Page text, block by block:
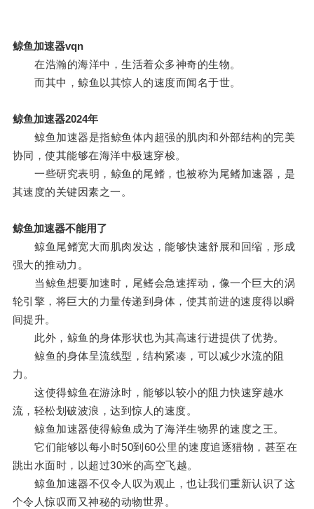
鲸鱼加速器vqn
在浩瀚的海洋中，生活着众多神奇的生物。
而其中，鲸鱼以其惊人的速度而闻名于世。
鲸鱼加速器2024年
鲸鱼加速器是指鲸鱼体内超强的肌肉和外部结构的完美
协同，使其能够在海洋中极速穿梭。
一些研究表明，鲸鱼的尾鳍，也被称为尾鳍加速器，是
其速度的关键因素之一。
鲸鱼加速器不能用了
鲸鱼尾鳍宽大而肌肉发达，能够快速舒展和回缩，形成
强大的推动力。
当鲸鱼想要加速时，尾鳍会急速挥动，像一个巨大的涡
轮引擎，将巨大的力量传递到身体，使其前进的速度得以瞬
间提升。
此外，鲸鱼的身体形状也为其高速行进提供了优势。
鲸鱼的身体呈流线型，结构紧凑，可以减少水流的阻
力。
这使得鲸鱼在游泳时，能够以较小的阻力快速穿越水
流，轻松划破波浪，达到惊人的速度。
鲸鱼加速器使得鲸鱼成为了海洋生物界的速度之王。
它们能够以每小时50到60公里的速度追逐猎物，甚至在
跳出水面时，以超过30米的高空飞越。
鲸鱼加速器不仅令人叹为观止，也让我们重新认识了这
个令人惊叹而又神秘的动物世界。